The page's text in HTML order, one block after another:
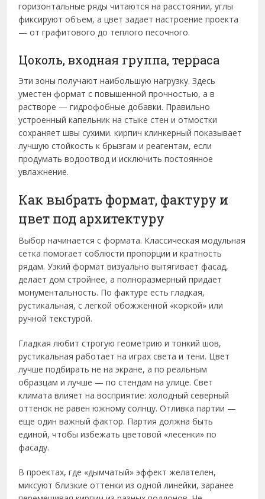
горизонтальные ряды читаются на расстоянии, углы
фиксируют объем, а цвет задает настроение проекта
— от графитового до теплого песочного.
Цоколь, входная группа, терраса
Эти зоны получают наибольшую нагрузку. Здесь
уместен формат с повышенной прочностью, а в
растворе — гидрофобные добавки. Правильно
устроенный капельник на стыке стен и отмостки
сохраняет швы сухими. кирпич клинкерный показывает
лучшую стойкость к брызгам и реагентам, если
продумать водоотвод и исключить постоянное
увлажнение.
Как выбрать формат, фактуру и
цвет под архитектуру
Выбор начинается с формата. Классическая модульная
сетка помогает соблюсти пропорции и кратность
рядам. Узкий формат визуально вытягивает фасад,
делает дом стройнее, а полноразмерный придает
монументальность. По фактуре есть гладкая,
рустикальная, с легкой обожженной «коркой» или
ручной текстурой.
Гладкая любит строгую геометрию и тонкий шов,
рустикальная работает на играх света и тени. Цвет
лучше подбирать не на экране, а по реальным
образцам и лучше — по стендам на улице. Свет
климата влияет на восприятие: холодный северный
оттенок не равен южному солнцу. Отливка партии —
еще один важный фактор. Партия должна быть
единой, чтобы избежать цветовой «лесенки» по
фасаду.
В проектах, где «дымчатый» эффект желателен,
миксуют близкие оттенки из одной линейки, заранее